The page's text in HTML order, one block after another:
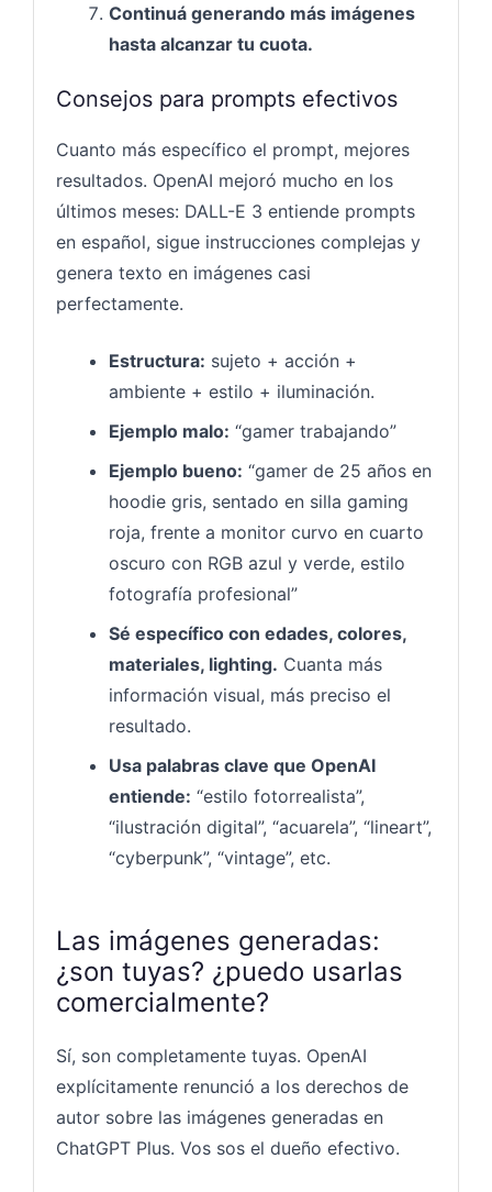
Continuá generando más imágenes
hasta alcanzar tu cuota.
Consejos para prompts efectivos
Cuanto más específico el prompt, mejores
resultados. OpenAI mejoró mucho en los
últimos meses: DALL-E 3 entiende prompts
en español, sigue instrucciones complejas y
genera texto en imágenes casi
perfectamente.
Estructura: sujeto + acción +
ambiente + estilo + iluminación.
Ejemplo malo: “gamer trabajando”
Ejemplo bueno: “gamer de 25 años en
hoodie gris, sentado en silla gaming
roja, frente a monitor curvo en cuarto
oscuro con RGB azul y verde, estilo
fotografía profesional”
Sé específico con edades, colores,
materiales, lighting. Cuanta más
información visual, más preciso el
resultado.
Usa palabras clave que OpenAI
entiende: “estilo fotorrealista”,
“ilustración digital”, “acuarela”, “lineart”,
“cyberpunk”, “vintage”, etc.
Las imágenes generadas:
¿son tuyas? ¿puedo usarlas
comercialmente?
Sí, son completamente tuyas. OpenAI
explícitamente renunció a los derechos de
autor sobre las imágenes generadas en
ChatGPT Plus. Vos sos el dueño efectivo.